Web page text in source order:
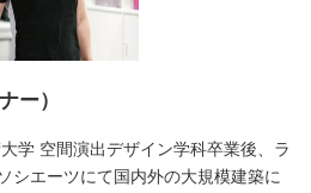
ー）
学 空間演出デザイン学科卒業後、ラ
シエーツにて国内外の大規模建築に